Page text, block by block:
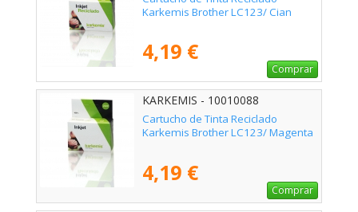
Karkemis Brother LC123/ Cian
4,19 €
Comprar
KARKEMIS - 10010088
Cartucho de Tinta Reciclado
Karkemis Brother LC123/ Magenta
4,19 €
Comprar